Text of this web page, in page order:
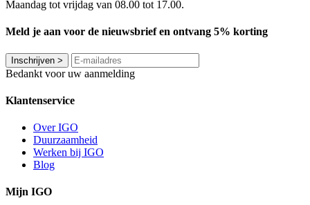
Maandag tot vrijdag van 08.00 tot 17.00.
Meld je aan voor de nieuwsbrief en ontvang 5% korting
Inschrijven >
Bedankt voor uw aanmelding
Klantenservice
Over IGO
Duurzaamheid
Werken bij IGO
Blog
Mijn IGO